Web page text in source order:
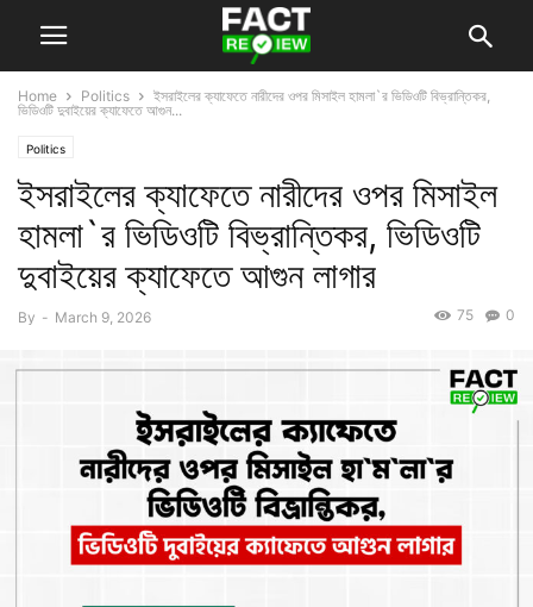
Home Politics
ইসরাইলের ক্যাফেতে নারীদের ওপর মিসাইল হামলা`র ভিডিওটি বিভ্রান্তিকর,
ভিডিওটি দুবাইয়ের ক্যাফেতে আগুন...
Politics
ইসরাইলের ক্যাফেতে নারীদের ওপর মিসাইল
হামলা`র ভিডিওটি বিভ্রান্তিকর, ভিডিওটি
দুবাইয়ের ক্যাফেতে আগুন লাগার
By - March 9, 2026 0
75